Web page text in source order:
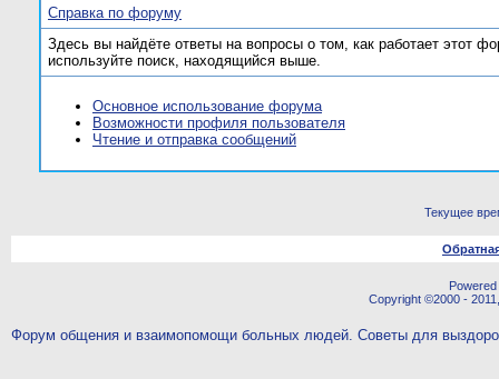
Справка по форуму
Здесь вы найдёте ответы на вопросы о том, как работает этот
используйте поиск, находящийся выше.
Основное использование форума
Возможности профиля пользователя
Чтение и отправка сообщений
Текущее
Copyright ©2000 -
Форум общения и взаимопомощи больных людей. Советы для